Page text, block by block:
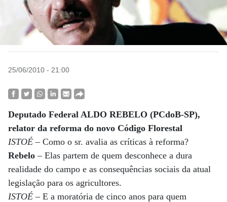
25/06/2010 - 21:00
Deputado Federal ALDO REBELO (PCdoB-SP),
relator da reforma do novo Código Florestal
ISTOÉ– Como o sr. avalia as críticas à reforma?
Rebelo– Elas partem de quem desconhece a dura
realidade do campo e as consequências sociais da atual
legislação para os agricultores.
ISTOÉ– E a moratória de cinco anos para quem